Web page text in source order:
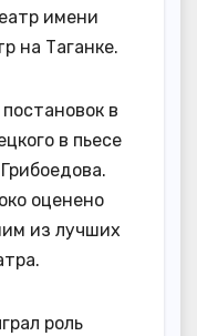
имени
на Таганке.
в
в пьесе
оценено
из лучших
роль